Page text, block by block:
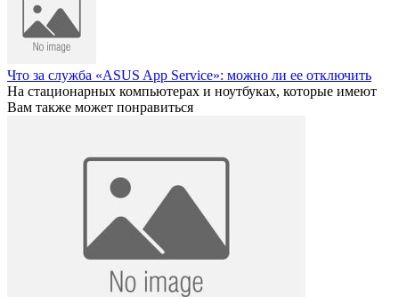
Что за служба «ASUS App Service»: можно ли ее отключить
На стационарных компьютерах и ноутбуках, которые имеют
Вам также может понравиться